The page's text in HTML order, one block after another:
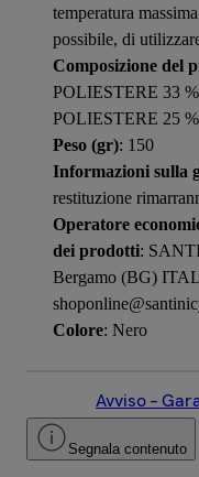
temperatura
possibile, di
Composizione del
POLIESTERE 33
POLIESTERE 25
Peso (gr): 150
Informazioni sulla
restituzione
Operatore
dei prodotti:
Bergamo (BG)
Colore: Nero
Avviso –
Segnala contenuto